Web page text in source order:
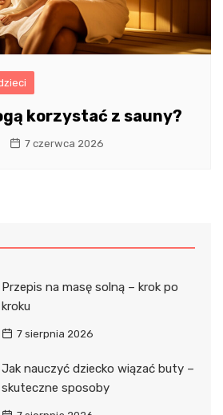
korzystać z sauny?
7 czerwca 2026
Przepis na masę solną – krok po
kroku
7 sierpnia 2026
Jak nauczyć dziecko wiązać buty –
skuteczne sposoby